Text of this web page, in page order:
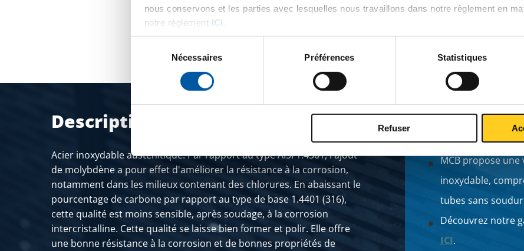
nous conservons et les parties avec lesquelles nous travaillons dans notre règlement en
notre règlement ICI
consentement
Nécessaires Préférences Statistiques
Refuser
Description du produit
Acier inoxydable austénitique. Par rapport au type AISI 1.4301, l'ajout
de molybdène a pour effet d'améliorer la résistance à la corrosion,
notamment dans les milieux contenant des chlorures. En abaissant le
pourcentage de carbone par rapport au type de base 1.4401 (316),
cette qualité est moins sensible, après soudage, à la corrosion
intercristalline. Cette qualité se laisse bien former et polir. Elle offre
une bonne résistance à la corrosion et de bonnes propriétés de
Large gamme
MCB propose
inoxydable,
tubes sans
Découvrez notre
ICI.